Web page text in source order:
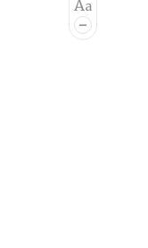
Âm nhạc